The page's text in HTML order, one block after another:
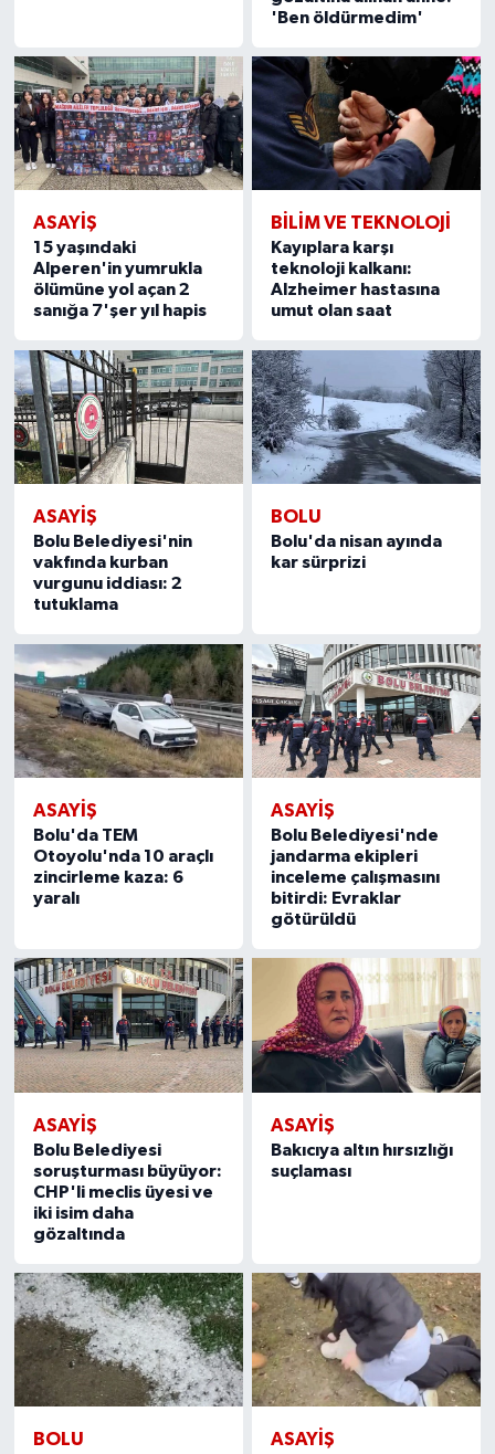
'Ben öldürmedim'
ASAYIŞ
15 yaşındaki
Alperen'in yumrukla
ölümüne yol açan 2
sanığa 7'şer yıl hapis
BILIM VE TEKNOLOJI
Kayıplara karşı
teknoloji kalkanı:
Alzheimer hastasına
umut olan saat
ASAYIŞ
Bolu Belediyesi'nin
vakfında kurban
vurgunu iddiası: 2
tutuklama
BOLU
Bolu'da nisan ayında
kar sürprizi
ASAYIŞ
Bolu'da TEM
Otoyolu'nda 10 araçlı
zincirleme kaza: 6
yaralı
ASAYIŞ
Bolu Belediyesi'nde
jandarma ekipleri
inceleme çalışmasını
bitirdi: Evraklar
götürüldü
ASAYIŞ
Bolu Belediyesi
soruşturması büyüyor:
CHP'li meclis üyesi ve
iki isim daha
gözaltında
ASAYIŞ
Bakıcıya altın hırsızlığı
suçlaması
BOLU ASAYIŞ